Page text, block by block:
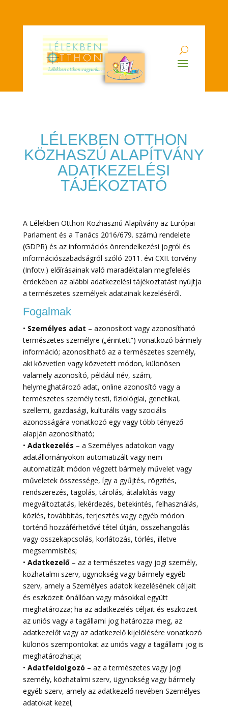
LÉLEKBEN OTTHON
KÖZHASZÚ ALAPÍTVÁNY
ADATKEZELÉSI
TÁJÉKOZTATÓ
A Lélekben Otthon Közhasznú Alapítvány az Európai
Parlament és a Tanács 2016/679. számú rendelete
(GDPR) és az információs önrendelkezési jogról és
információszabadságról szóló 2011. évi CXII. törvény
(Infotv.) előírásainak való maradéktalan megfelelés
érdekében az alábbi adatkezelési tájékoztatást nyújtja
a természetes személyek adatainak kezeléséről.
Fogalmak
• Személyes adat – azonosított vagy azonosítható
természetes személyre („érintett”) vonatkozó bármely
információ; azonosítható az a természetes személy,
aki közvetlen vagy közvetett módon, különösen
valamely azonosító, például név, szám,
helymeghatározó adat, online azonosító vagy a
természetes személy testi, fiziológiai, genetikai,
szellemi, gazdasági, kulturális vagy szociális
azonosságára vonatkozó egy vagy több tényező
alapján azonosítható;
• Adatkezelés – a Személyes adatokon vagy
adatállományokon automatizált vagy nem
automatizált módon végzett bármely művelet vagy
műveletek összessége, így a gyűjtés, rögzítés,
rendszerezés, tagolás, tárolás, átalakítás vagy
megváltoztatás, lekérdezés, betekintés, felhasználás,
közlés, továbbítás, terjesztés vagy egyéb módon
történő hozzáférhetővé tétel útján, összehangolás
vagy összekapcsolás, korlátozás, törlés, illetve
megsemmisítés;
• Adatkezelő– az a természetes vagy jogi személy,
közhatalmi szerv, ügynökség vagy bármely egyéb
szerv, amely a Személyes adatok kezelésének céljait
és eszközeit önállóan vagy másokkal együtt
meghatározza; ha az adatkezelés céljait és eszközeit
az uniós vagy a tagállami jog határozza meg, az
adatkezelőt vagy az adatkezelő kijelölésére vonatkozó
különös szempontokat az uniós vagy a tagállami jog is
meghatározhatja;
• Adatfeldolgozó – az a természetes vagy jogi
személy, közhatalmi szerv, ügynökség vagy bármely
egyéb szerv, amely az adatkezelő nevében Személyes
adatokat kezel;